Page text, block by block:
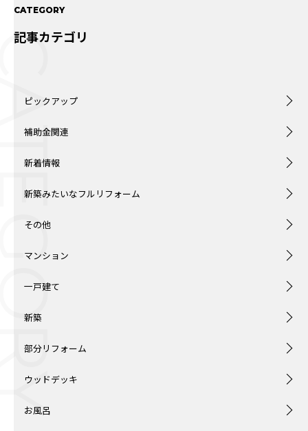
CATEGORY
記事カテゴリ
ピックアップ
補助金関連
新着情報
新築みたいなフルリフォーム
その他
マンション
一戸建て
新築
部分リフォーム
ウッドデッキ
お風呂